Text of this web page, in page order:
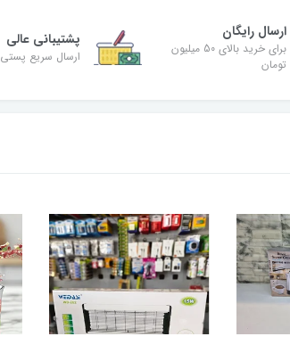
ارسال رایگان
برای خرید بالای 50 میلیون
تومان
پشتیبانی عالی
ارسال سریع پستی